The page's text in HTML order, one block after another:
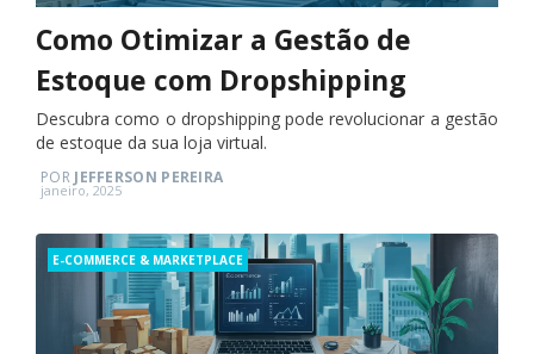
Como Otimizar a Gestão de
Estoque com Dropshipping
Descubra como o dropshipping pode revolucionar a gestão
de estoque da sua loja virtual.
PORJEFFERSON PEREIRA
Posted
janeiro, 2025
Categories
E-COMMERCE & MARKETPLACE